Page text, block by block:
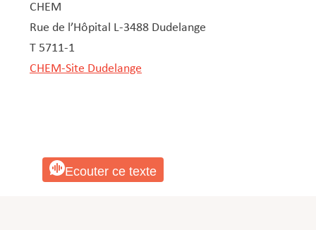
CHEM
Rue de l’Hôpital L-3488 Dudelange
T 5711-1
CHEM-Site Dudelange
Ecouter ce texte